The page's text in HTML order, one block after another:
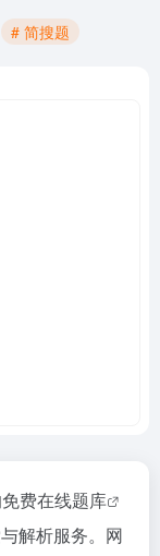
# 简搜题
费在线题库
解析服务。网